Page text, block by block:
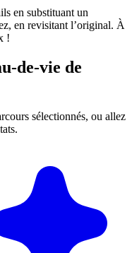
en substituant un
en revisitant l’original. À
!
de-vie de
sélectionnés, ou allez